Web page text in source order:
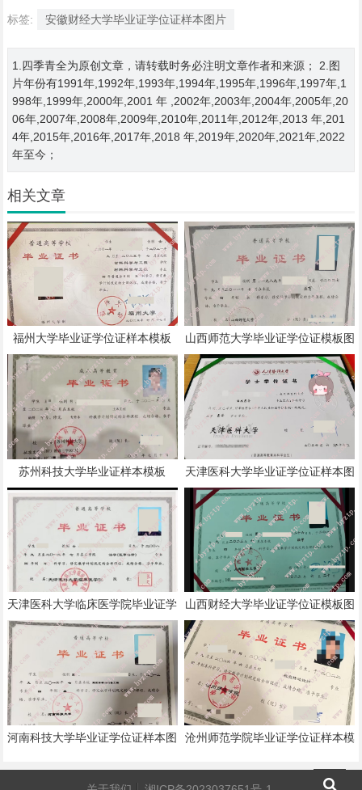
标签: 安徽财经大学毕业证学位证样本图片
1.四季青全为原创文章，请转载时务必注明文章作者和来源； 2.图
片年份有1991年,1992年,1993年,1994年,1995年,1996年,1997年,1
998年,1999年,2000年,2001 年 ,2002年,2003年,2004年,2005年,20
06年,2007年,2008年,2009年,2010年,2011年,2012年,2013 年,201
4年,2015年,2016年,2017年,2018 年,2019年,2020年,2021年,2022
年至今；
相关文章
福州大学毕业证学位证样本模板
山西师范大学毕业证学位证模板图
片
苏州科技大学毕业证样本模板
天津医科大学毕业证学位证样本图
片
天津医科大学临床医学院毕业证学
位证样本图片
山西财经大学毕业证学位证模板图
片
河南科技大学毕业证学位证样本图
沧州师范学院毕业证学位证样本模